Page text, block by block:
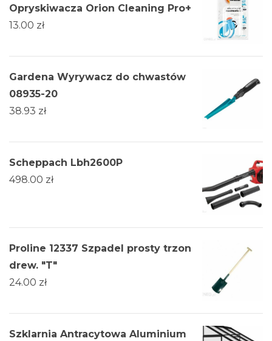
Opryskiwacza Orion Cleaning Pro+
13.00 zł
Gardena Wyrywacz do chwastów
08935-20
38.93 zł
Scheppach Lbh2600P
498.00 zł
Proline 12337 Szpadel prosty trzon
drew. "T"
24.00 zł
Szklarnia Antracytowa Aluminium